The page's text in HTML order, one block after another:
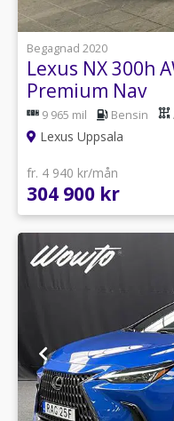
Begagnad 2020
Lexus NX 300h
Premium Nav
9 965 mil Bensin
Lexus Uppsala
fr. 4 940 kr/mån
304 900 kr